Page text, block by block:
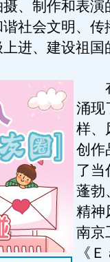
、制作和表演
社会文明、传
进、建设祖国
在
涌现
样、
创作
了当
蓬勃
精神
南京
《